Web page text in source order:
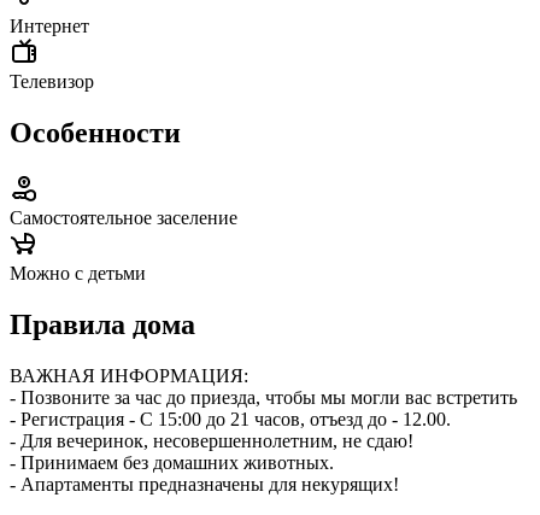
Интернет
Телевизор
Особенности
Самостоятельное заселение
Можно с детьми
Правила дома
ВАЖНАЯ ИНФОРМАЦИЯ:
- Позвоните за час до приезда, чтобы мы могли вас встретить
- Регистрация - С 15:00 до 21 часов, отъезд до - 12.00.
- Для вечеринок, несовершеннолетним, не сдаю!
- Принимаем без домашних животных.
- Апартаменты предназначены для некурящих!